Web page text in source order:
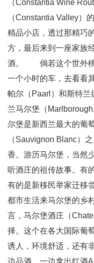
（Constantia Wine
（Constantia Valley）
精品小店，透过那精巧
方，最后来到一座家族
酒。 倘若这个世外桃
一个小时的车，去看看
帕尔（Paarl）和斯特
兰马尔堡（
尔堡是新西兰最大的葡
（Sauvignon Blanc）
香。游历马尔堡，当然
听酒庄的祖传故事。有
有的是新移民举家迁移
都市生活来马尔堡的
言，马尔堡酒庄（
择。这个在各大国际葡
诱人，环境舒适，还有
边品酒，一边拿出红酒